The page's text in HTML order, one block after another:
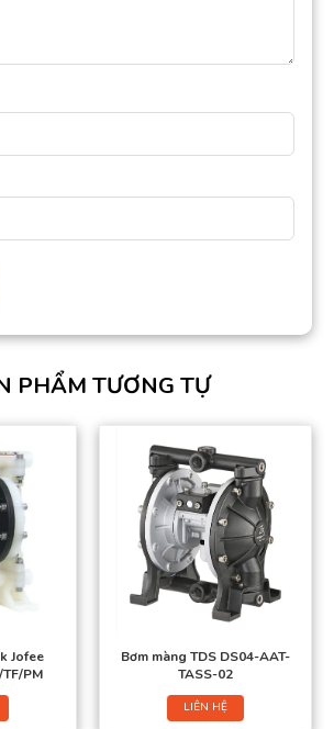
PHẨM TƯƠNG TỰ
Jofee
PM
Bơm màng TDS DS04-AAT-
TASS-02
LIÊN HỆ